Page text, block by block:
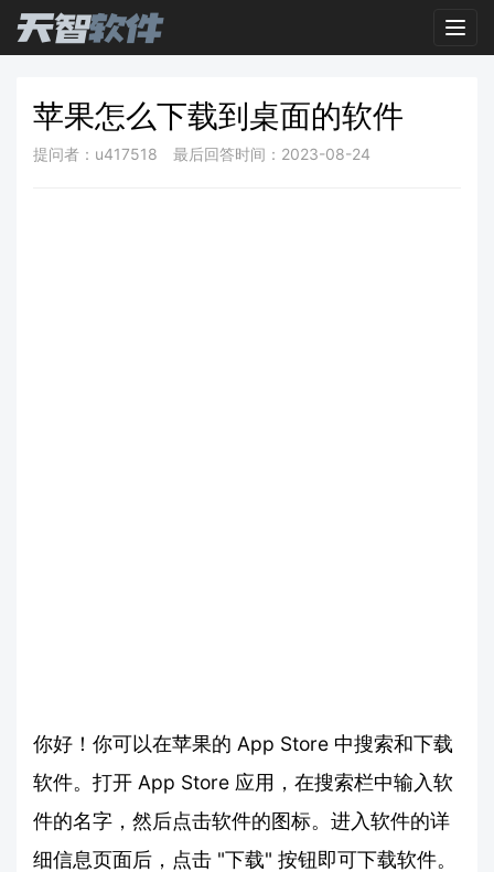
苹果怎么下载到桌面的软件
提问者：u417518 最后回答时间：2023-08-24
你好！你可以在苹果的 App Store 中搜索和下载
软件。打开 App Store 应用，在搜索栏中输入软
件的名字，然后点击软件的图标。进入软件的详
细信息页面后，点击 "下载" 按钮即可下载软件。